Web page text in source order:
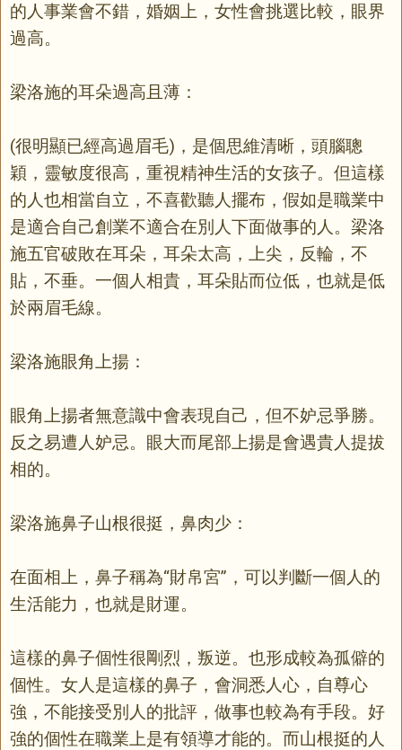
的人事業會不錯，婚姻上，女性會挑選比較，眼界
過高。
梁洛施的耳朵過高且薄：
(很明顯已經高過眉毛)，是個思維清晰，頭腦聰
穎，靈敏度很高，重視精神生活的女孩子。但這樣
的人也相當自立，不喜歡聽人擺布，假如是職業中
是適合自己創業不適合在別人下面做事的人。梁洛
施五官破敗在耳朵，耳朵太高，上尖，反輪，不
貼，不垂。一個人相貴，耳朵貼而位低，也就是低
於兩眉毛線。
梁洛施眼角上揚：
眼角上揚者無意識中會表現自己，但不妒忌爭勝。
反之易遭人妒忌。眼大而尾部上揚是會遇貴人提拔
相的。
梁洛施鼻子山根很挺，鼻肉少：
在面相上，鼻子稱為“財帛宮”，可以判斷一個人的
生活能力，也就是財運。
這樣的鼻子個性很剛烈，叛逆。也形成較為孤僻的
個性。女人是這樣的鼻子，會洞悉人心，自尊心
強，不能接受別人的批評，做事也較為有手段。好
強的個性在職業上是有領導才能的。而山根挺的人